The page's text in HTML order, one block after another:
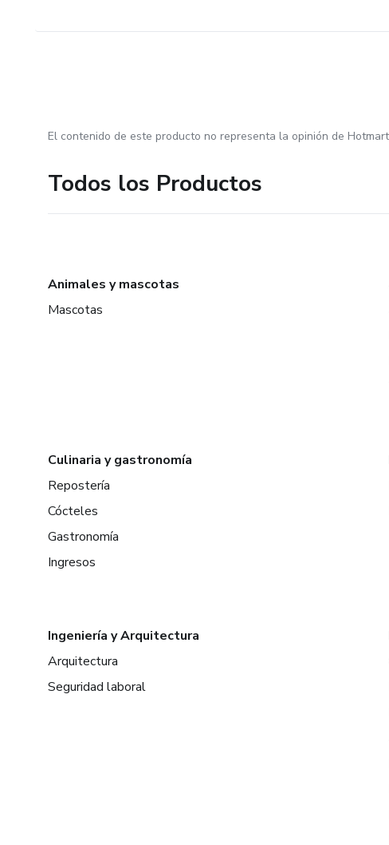
El contenido de este producto no representa la opinión de
Todos los Productos
Animales y mascotas
Mascotas
Culinaria y gastronomía
Repostería
Cócteles
Gastronomía
Ingresos
Ingeniería y Arquitectura
Arquitectura
Seguridad laboral